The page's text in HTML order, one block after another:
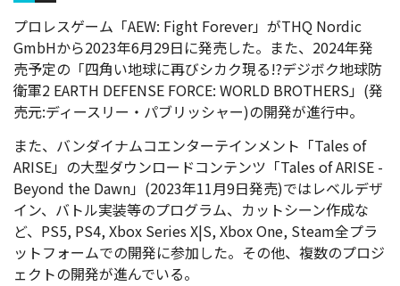
プロレスゲーム「AEW: Fight Forever」がTHQ Nordic
GmbHから2023年6月29日に発売した。また、2024年発
売予定の「四角い地球に再びシカク現る!?デジボク地球防
衛軍2 EARTH DEFENSE FORCE: WORLD BROTHERS」(発
売元:ディースリー・パブリッシャー)の開発が進行中。
また、バンダイナムコエンターテインメント「Tales of
ARISE」の大型ダウンロードコンテンツ「Tales of ARISE -
Beyond the Dawn」(2023年11月9日発売)ではレベルデザ
イン、バトル実装等のプログラム、カットシーン作成な
ど、PS5, PS4, Xbox Series X|S, Xbox One, Steam全プラ
ットフォームでの開発に参加した。その他、複数のプロジ
ェクトの開発が進んでいる。